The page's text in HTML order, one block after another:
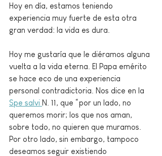
Hoy en día, estamos teniendo
experiencia muy fuerte de esta otra
gran verdad: la vida es dura.
Hoy me gustaría que le diéramos alguna
vuelta a la vida eterna. El Papa emérito
se hace eco de una experiencia
personal contradictoria. Nos dice en la
Spe salvi N. 11, que “por un lado, no
queremos morir; los que nos aman,
sobre todo, no quieren que muramos.
Por otro lado, sin embargo, tampoco
deseamos seguir existiendo